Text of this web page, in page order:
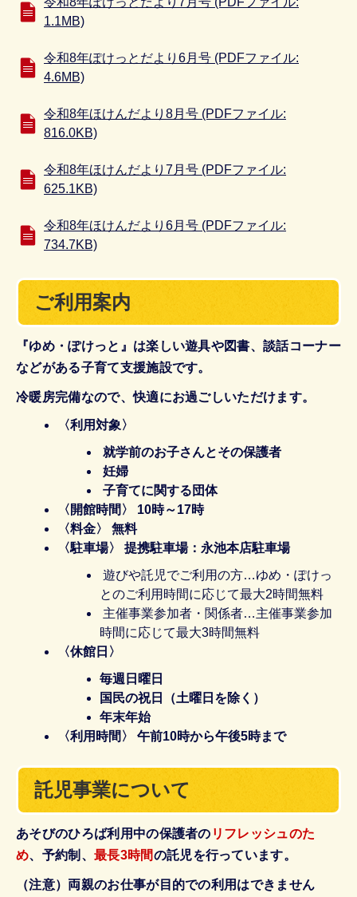
1.1MB)
令和8年ぽけっとだより6月号 (PDFファイル:
4.6MB)
令和8年ほけんだより8月号 (PDFファイル:
816.0KB)
令和8年ほけんだより7月号 (PDFファイル:
625.1KB)
令和8年ほけんだより6月号 (PDFファイル:
734.7KB)
ご利用案内
『ゆめ・ぽけっと』は楽しい遊具や図書、談話コーナー
などがある子育て支援施設です。
冷暖房完備なので、快適にお過ごしいただけます。
〈利用対象〉
就学前のお子さんとその保護者
妊婦
子育てに関する団体
〈開館時間〉 10時～17時
〈料金〉 無料
〈駐車場〉 提携駐車場：永池本店駐車場
遊びや託児でご利用の方…ゆめ・ぽけっ
とのご利用時間に応じて最大2時間無料
主催事業参加者・関係者…主催事業参加
時間に応じて最大3時間無料
〈休館日〉
毎週日曜日
国民の祝日（土曜日を除く）
年末年始
〈利用時間〉 午前10時から午後5時まで
託児事業について
あそびのひろば利用中の保護者の リフレッシュのた
め、予約制、 最長3時間の託児を行っています。
（注意）両親のお仕事が目的での利用はできません